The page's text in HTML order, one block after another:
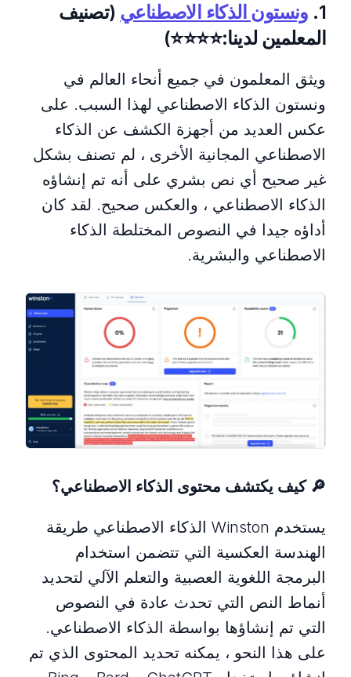
1. ونستون الذكاء الاصطناعي (تصنيف
المعلمين لدينا:⭐️⭐️⭐️⭐️)
ويثق المعلمون في جميع أنحاء العالم في
ونستون الذكاء الاصطناعي لهذا السبب. على
عكس العديد من أجهزة الكشف عن الذكاء
الاصطناعي المجانية الأخرى ، لم تصنف بشكل
غير صحيح أي نص بشري على أنه تم إنشاؤه
الذكاء الاصطناعي ، والعكس صحيح. لقد كان
أداؤه جيدا في النصوص المختلطة الذكاء
الاصطناعي والبشرية.
🔎 كيف يكتشف محتوى الذكاء الاصطناعي؟
يستخدم Winston الذكاء الاصطناعي طريقة
الهندسة العكسية التي تتضمن استخدام
البرمجة اللغوية العصبية والتعلم الآلي لتحديد
أنماط النص التي تحدث عادة في النصوص
التي تم إنشاؤها بواسطة الذكاء الاصطناعي.
على هذا النحو ، يمكنه تحديد المحتوى الذي تم